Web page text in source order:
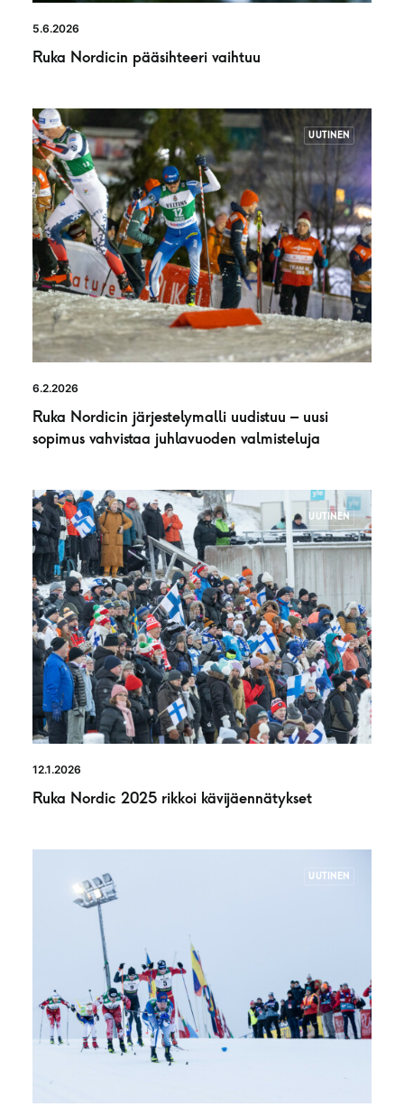
5.6.2026
Ruka Nordicin pääsihteeri vaihtuu
UUTINEN
6.2.2026
Ruka Nordicin järjestelymalli uudistuu – uusi
sopimus vahvistaa juhlavuoden valmisteluja
UUTINEN
12.1.2026
Ruka Nordic 2025 rikkoi kävijäennätykset
UUTINEN